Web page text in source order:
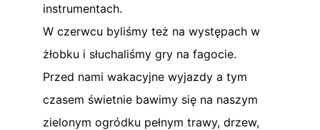
instrumentach.
W czerwcu byliśmy też na występach w
żłobku i słuchaliśmy gry na fagocie.
Przed nami wakacyjne wyjazdy a tym
czasem świetnie bawimy się na naszym
zielonym ogródku pełnym trawy, drzew,